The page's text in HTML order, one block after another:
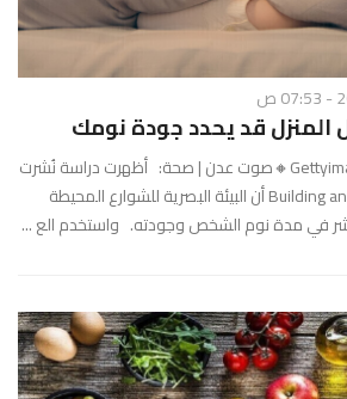
قد يحدد جودة نومك
🔸صورة تعبيرية / Gettyimages.ru🔸صوت عدن | صحة: أظهرت دراسة نُشرت
في مجلة Building and Environment أن البيئة البصرية للشوارع المحيطة
في مدة نوم الشخص وجودته. واستخدم الع ...